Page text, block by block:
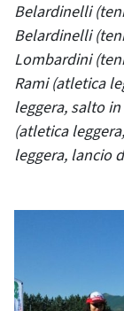
Belardinelli
Belardinelli
Lombardini
Rami (atletica
leggera, salto
(atletica
leggera, lancio